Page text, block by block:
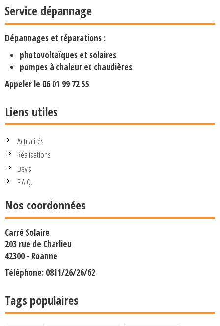
Service dépannage
Dépannages et réparations :
photovoltaïques et solaires
pompes à chaleur et chaudières
Appeler le 06 01 99 72 55
Liens utiles
Actualités
Réalisations
Devis
F.A.Q.
Nos coordonnées
Carré Solaire
203 rue de Charlieu
42300 - Roanne
Téléphone: 0811/26/26/62
Tags populaires